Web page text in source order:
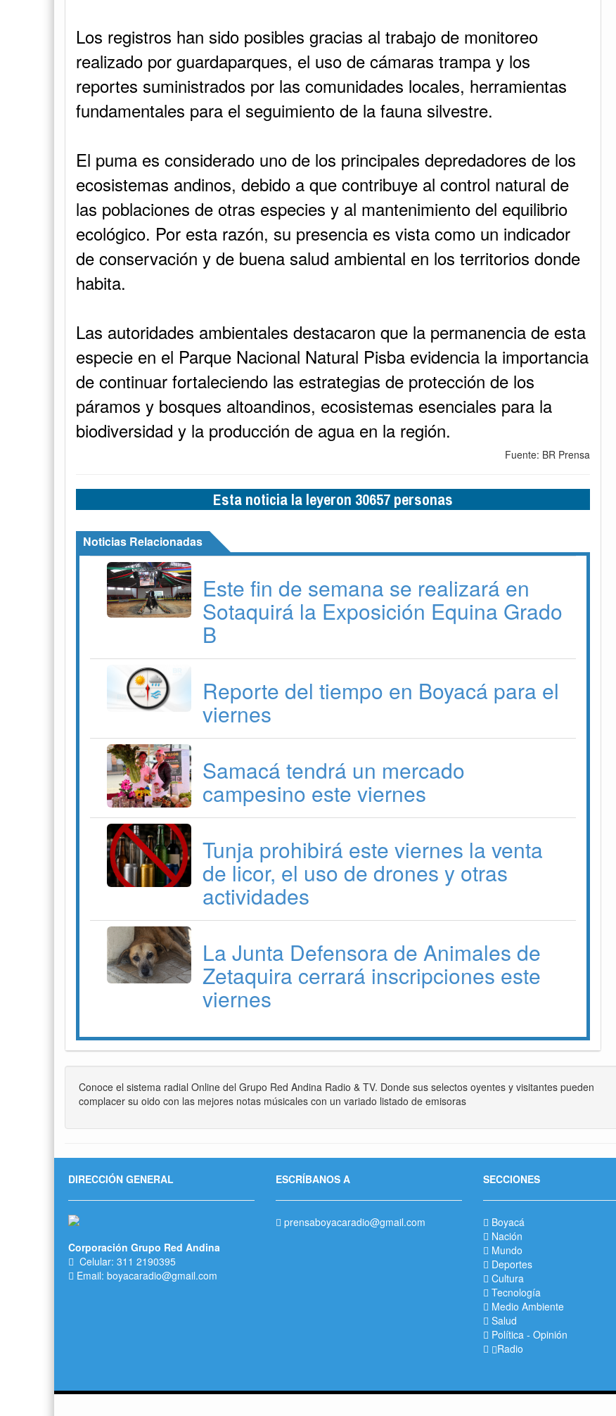
Los registros han sido posibles gracias al trabajo de monitoreo
realizado por guardaparques, el uso de cámaras trampa y los
reportes suministrados por las comunidades locales, herramientas
fundamentales para el seguimiento de la fauna silvestre.
El puma es considerado uno de los principales depredadores de los
ecosistemas andinos, debido a que contribuye al control natural de
las poblaciones de otras especies y al mantenimiento del equilibrio
ecológico. Por esta razón, su presencia es vista como un indicador
de conservación y de buena salud ambiental en los territorios donde
habita.
Las autoridades ambientales destacaron que la permanencia de esta
especie en el Parque Nacional Natural Pisba evidencia la importancia
de continuar fortaleciendo las estrategias de protección de los
páramos y bosques altoandinos, ecosistemas esenciales para la
biodiversidad y la producción de agua en la región.
Fuente: BR Prensa
Esta noticia la leyeron 30657 personas
Noticias Relacionadas
Este fin de semana se realizará en
Sotaquirá la Exposición Equina Grado
B
Reporte del tiempo en Boyacá para el
viernes
Samacá tendrá un mercado
campesino este viernes
Tunja prohibirá este viernes la venta
de licor, el uso de drones y otras
actividades
La Junta Defensora de Animales de
Zetaquira cerrará inscripciones este
viernes
Reporte del tiempo en Boyacá para el viernes
Conoce el sistema radial Online del Grupo Red Andina Radio & TV. Donde sus selectos oyentes y visitantes pueden
complacer su oido con las mejores notas músicales con un variado listado de emisoras
DIRECCIÓN GENERAL
Corporación Grupo Red Andina
Celular: 311 2190395
Email: boyacaradio@gmail.com
ESCRÍBANOS A
prensaboyacaradio@gmail.com
SECCIONES
Boyacá
Nación
Mundo
Deportes
Cultura
Tecnología
Medio Ambiente
Salud
Política - Opinión
Radio